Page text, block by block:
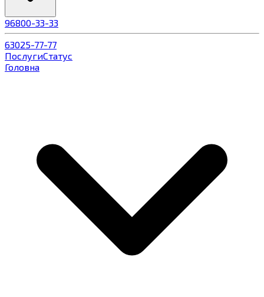
96800-33-33
63025-77-77
ПослугиСтатус
Головна